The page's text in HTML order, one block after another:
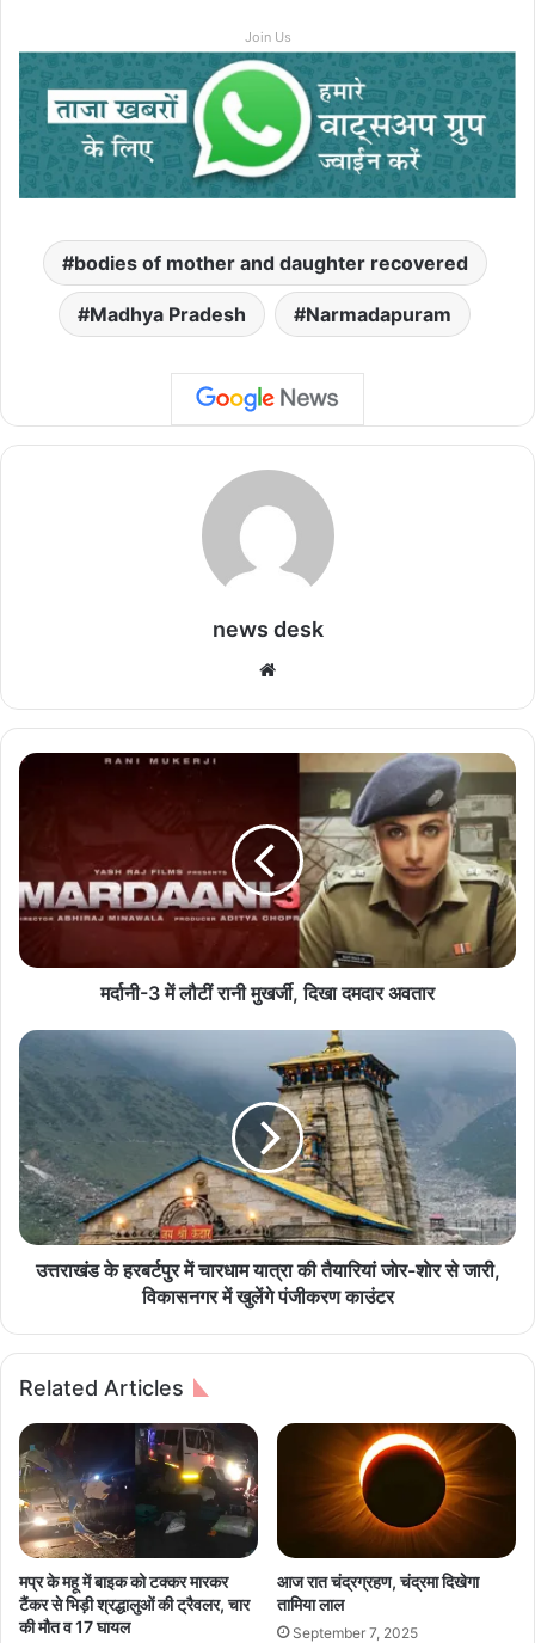
Join Us
bodies of mother and daughter recovered
Madhya Pradesh Narmadapuram
news desk
te
म
में
लौ
रा
ख
खा
द
म
दा
र
मर्दानी-3 में लौटीं रानी मुखर्जी, दिखा दमदार अवतार
उ
ड
के
ह
में
र
धा
म
या
त्रा
तै
या
उत्तराखंड के हरबर्टपुर में चारधाम यात्रा की तैयारियां जाेर-शाेर से जारी,
विकासनगर में खुलेंगे पंजीकरण काउंटर
Related Articles
मप्र के महू में बाइक को टक्कर मारकर
टैंकर से भिड़ी श्रद्धालुओं की ट्रैवलर, चार
की मौत व 17 घायल
आज रात चंद्रग्रहण, चंद्रमा दिखेगा
तामिया लाल
September 7, 2025